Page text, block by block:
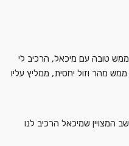
המצויין שמיכאל הרכיב לנו